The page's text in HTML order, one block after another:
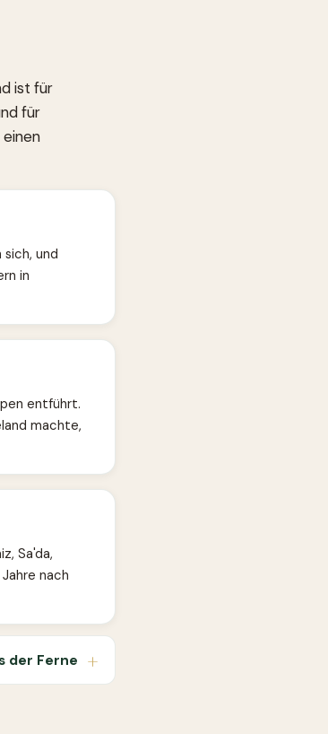
ist für
für
und
in
entführt.
machte,
Sa'da,
nach
der Ferne